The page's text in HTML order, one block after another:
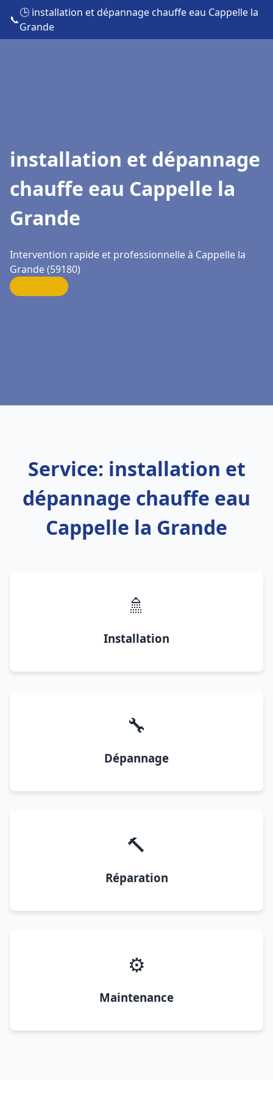
📞
🕒 installation et dépannage chauffe eau Cappelle la
Grande
installation et dépannage
chauffe eau Cappelle la
Grande
Intervention rapide et professionnelle à Cappelle la
Grande (59180)
Service: installation et
dépannage chauffe eau
Cappelle la Grande
🚿
Installation
🔧
Dépannage
🔨
Réparation
⚙️
Maintenance